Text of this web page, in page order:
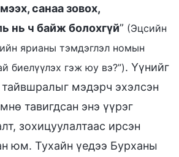
санаа зовох,
нь ч байж болохгүй” (Эцсийн
ярианы тэмдэглэл номын
биелүүлэх гэж юу вэ?”). Үүнийг
мэдэрч эхэлсэн
тавигдсан энэ үүрэг
зохицуулалтаас ирсэн
юм. Тухайн үедээ Бурханы